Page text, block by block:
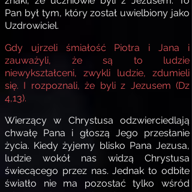
Pan był tym, który został uwielbiony jako
Uzdrowiciel.
Gdy ujrzeli śmiałość Piotra i Jana i
zauważyli, że są to ludzie
niewykształceni, zwykli ludzie, zdumieli
się. I rozpoznali, że byli z Jezusem (Dz
4,13).
Wierzący w Chrystusa odzwierciedlają
chwałę Pana i głoszą Jego przesłanie
życia. Kiedy żyjemy blisko Pana Jezusa,
ludzie wokół nas widzą Chrystusa
świecącego przez nas. Jednak to odbite
światło nie ma pozostać tylko wśród